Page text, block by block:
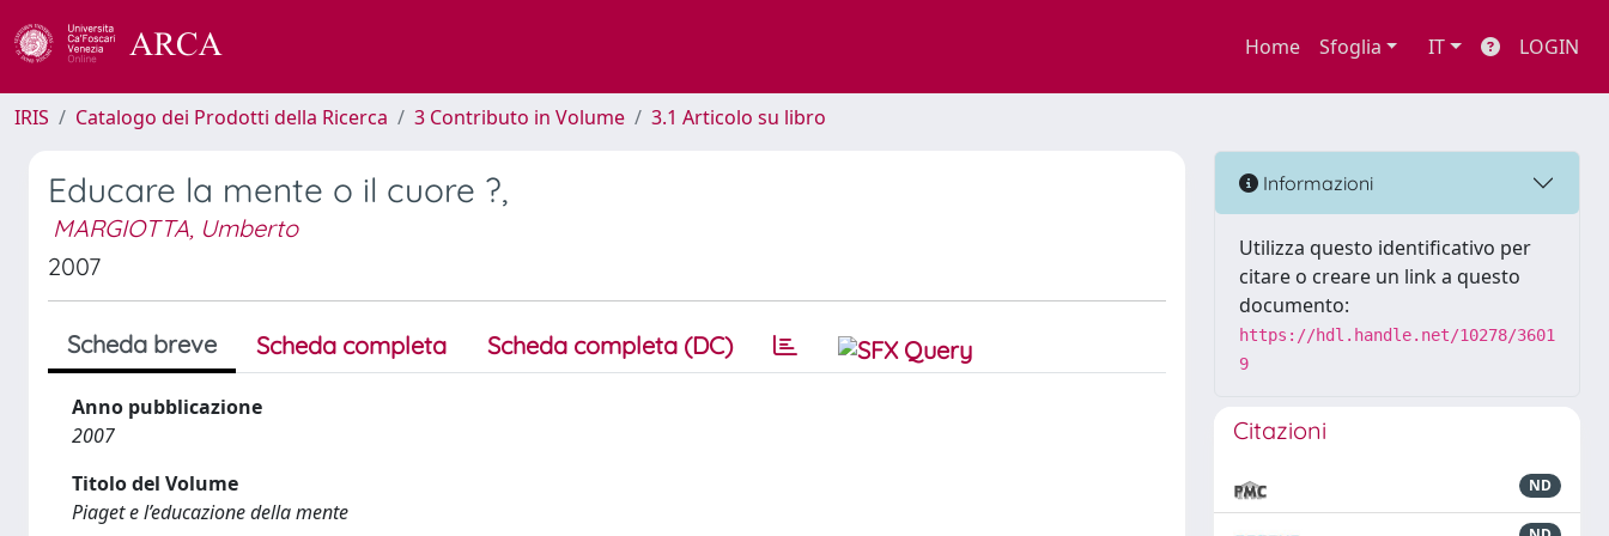
Home Sfoglia IT LOGIN
IRIS Catalogo dei Prodotti della Ricerca 3 Contributo in Volume 3.1 Articolo su libro
Educare la mente o il cuore ?,
MARGIOTTA, Umberto
2007
Scheda breve Scheda completa Scheda completa (DC)
Anno pubblicazione
2007
Titolo del Volume
Piaget e l’educazione della mente
Informazioni
Utilizza questo identificativo per
citare o creare un link a questo
documento:
https://hdl.handle.net/10278/3601
9
Citazioni
ND